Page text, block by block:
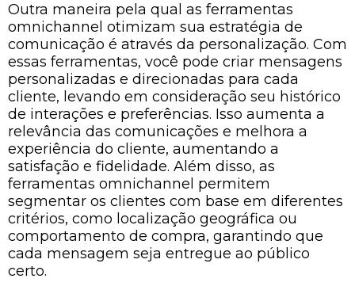
Outra maneira pela qual as ferramentas
omnichannel otimizam sua estratégia de
comunicação é através da personalização. Com
essas ferramentas, você pode criar mensagens
personalizadas e direcionadas para cada
cliente, levando em consideração seu histórico
de interações e preferências. Isso aumenta a
relevância das comunicações e melhora a
experiência do cliente, aumentando a
satisfação e fidelidade. Além disso, as
ferramentas omnichannel permitem
segmentar os clientes com base em diferentes
critérios, como localização geográfica ou
comportamento de compra, garantindo que
cada mensagem seja entregue ao público
certo.